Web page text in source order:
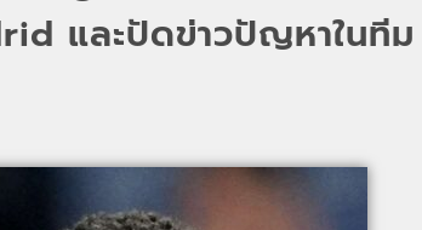
และปัดข่าวปัญหาในทีม